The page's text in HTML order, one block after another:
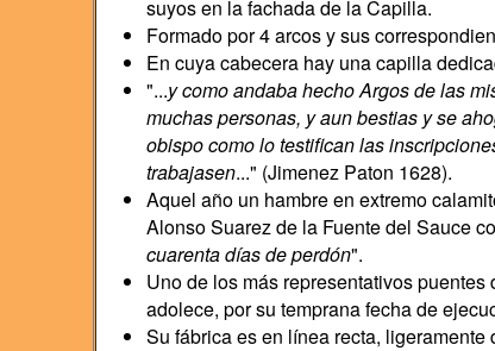
suyos en la fachada de la Capilla.
Formado por 4 arcos y sus
En cuya cabecera hay una capilla
"...y como andaba hecho Argos de las
muchas personas, y aun bestias y se
obispo como lo testifican las
trabajasen..." (Jimenez Paton 1628).
Aquel año un hambre en extremo
Alonso Suarez de la Fuente del Sauce
cuarenta días de perdón".
Uno de los más representativos
adolece, por su temprana fecha de
Su fábrica es en línea recta,